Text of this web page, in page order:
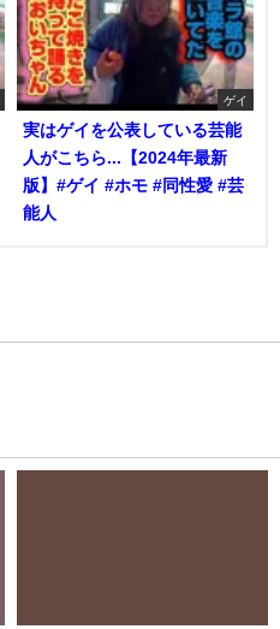
ゲイ
実はゲイを公表している芸能
人がこちら...【2024年最新
版】#ゲイ #ホモ #同性愛 #芸
能人